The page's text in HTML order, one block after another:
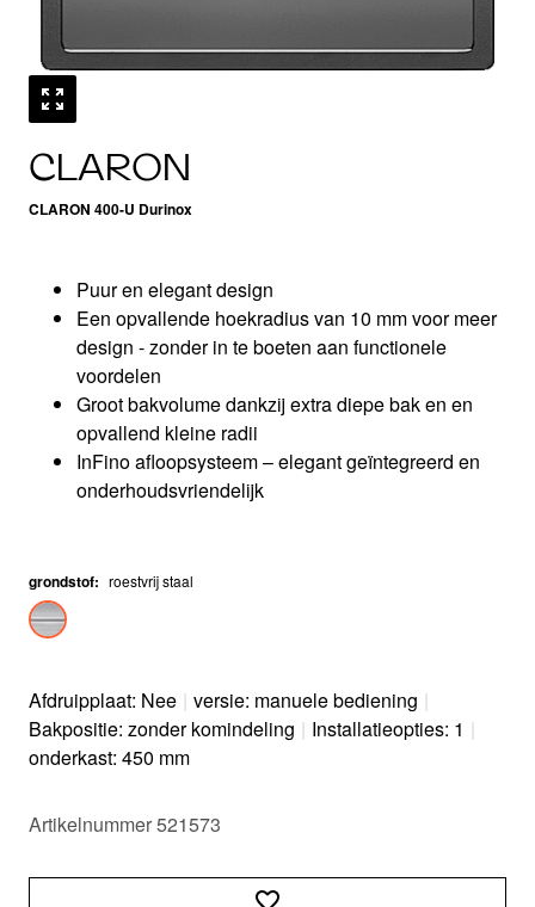
CLARON
CLARON 400-U Durinox
1 /0
Puur en elegant design
Een opvallende hoekradius van 10 mm voor meer
design - zonder in te boeten aan functionele
voordelen
Groot bakvolume dankzij extra diepe bak en en
opvallend kleine radii
InFino afloopsysteem – elegant geïntegreerd en
onderhoudsvriendelijk
grondstof: roestvrij staal
Afdruipplaat: Nee | versie: manuele bediening |
Bakpositie: zonder komindeling | Installatieopties: 1 |
onderkast: 450 mm
Artikelnummer 521573